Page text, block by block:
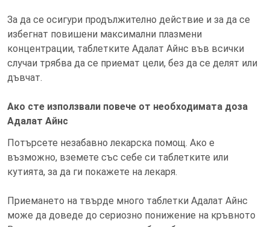
За да се осигури продължително действие и за да се
избегнат повишени максимални плазмени
концентрации, таблетките Адалат Айнс във всички
случаи трябва да се приемат цели, без да се делят или
дъвчат.
Ако сте използвали повече от необходимата доза
Адалат Айнс
Потърсете незабавно лекарска помощ. Ако е
възможно, вземете със себе си таблетките или
кутията, за да ги покажете на лекаря.
Приемането на твърде много таблетки Адалат Айнс
може да доведе до сериозно понижение на кръвното